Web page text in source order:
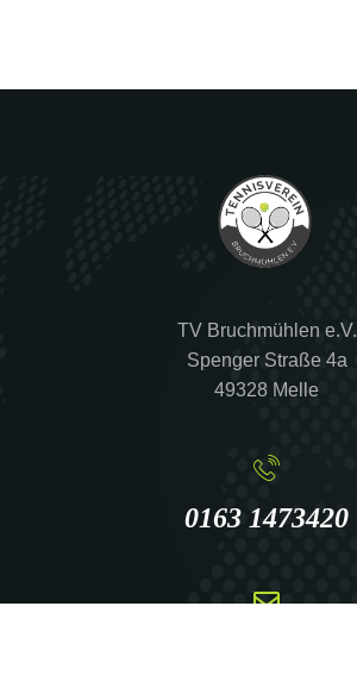
TV Bruchmühlen e.V.
Spenger Straße 4a
49328 Melle
0163 1473420